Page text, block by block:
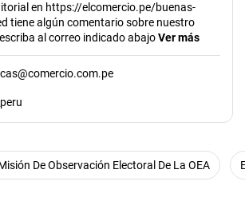
en https://elcomercio.pe/buenas-
tiene algún comentario sobre nuestro
al correo indicado abajoVer más
De Observación Electoral De La OEA